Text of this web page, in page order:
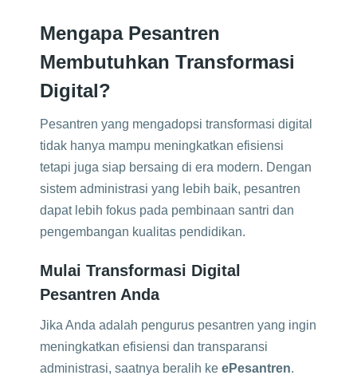
Mengapa Pesantren
Membutuhkan Transformasi
Digital?
Pesantren yang mengadopsi transformasi digital
tidak hanya mampu meningkatkan efisiensi
tetapi juga siap bersaing di era modern. Dengan
sistem administrasi yang lebih baik, pesantren
dapat lebih fokus pada pembinaan santri dan
pengembangan kualitas pendidikan.
Mulai Transformasi Digital
Pesantren Anda
Jika Anda adalah pengurus pesantren yang ingin
meningkatkan efisiensi dan transparansi
administrasi, saatnya beralih ke ePesantren.